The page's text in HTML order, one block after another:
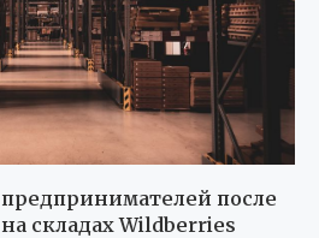
после
складах Wildberries